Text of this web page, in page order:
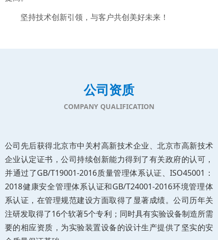
坚持技术创新引领，与客户共创美好未来！
公司先后获得北京市中关村高新技术企业、北京市高新技术
企业认定证书，公司持续创新能力得到了有关政府的认可，
并通过了GB/T19001-2016质量管理体系认证、ISO45001：
2018健康安全管理体系认证和GB/T24001-2016环境管理体
系认证，在管理规范建设方面取得了显著成绩。公司历年关
注研发取得了16个软著5个专利；同时具有实验设备制造所需
要的相应资质，为实验装置设备的设计生产提供了坚实的安
公司资质
COMPANY QUALIFICATION